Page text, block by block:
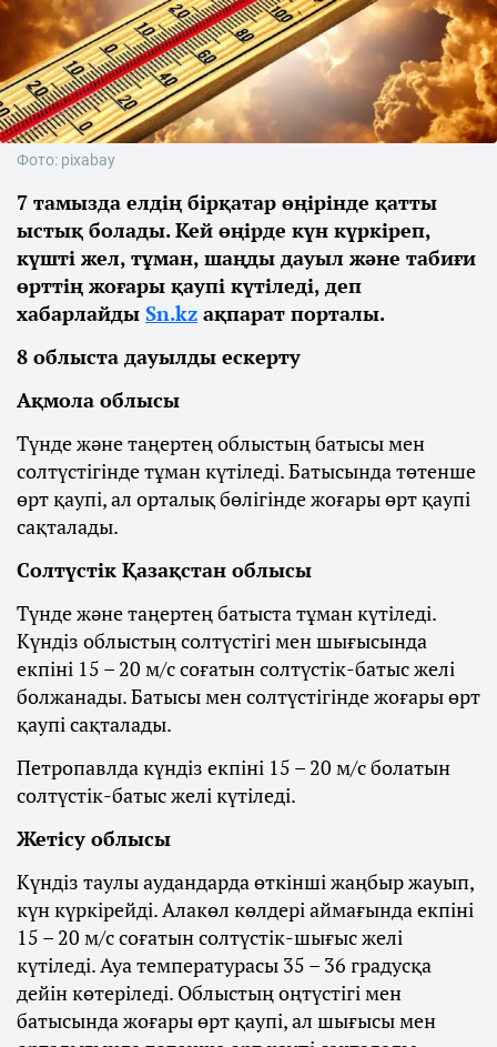
Фото: pixabay
7 тамызда елдің бірқатар өңірінде қатты
ыстық болады. Кей өңірде күн күркіреп,
күшті жел, тұман, шаңды дауыл және табиғи
өрттің жоғары қаупі күтіледі, деп
хабарлайды Sn.kz ақпарат порталы.
8 облыста дауылды ескерту
Ақмола облысы
Түнде және таңертең облыстың батысы мен
солтүстігінде тұман күтіледі. Батысында төтенше
өрт қаупі, ал орталық бөлігінде жоғары өрт қаупі
сақталады.
Солтүстік Қазақстан облысы
Түнде және таңертең батыста тұман күтіледі.
Күндіз облыстың солтүстігі мен шығысында
екпіні 15 – 20 м/с соғатын солтүстік-батыс желі
болжанады. Батысы мен солтүстігінде жоғары өрт
қаупі сақталады.
Петропавлда күндіз екпіні 15 – 20 м/с болатын
солтүстік-батыс желі күтіледі.
Жетісу облысы
Күндіз таулы аудандарда өткінші жаңбыр жауып,
күн күркірейді. Алакөл көлдері аймағында екпіні
15 – 20 м/с соғатын солтүстік-шығыс желі
күтіледі. Ауа температурасы 35 – 36 градусқа
дейін көтеріледі. Облыстың оңтүстігі мен
батысында жоғары өрт қаупі, ал шығысы мен